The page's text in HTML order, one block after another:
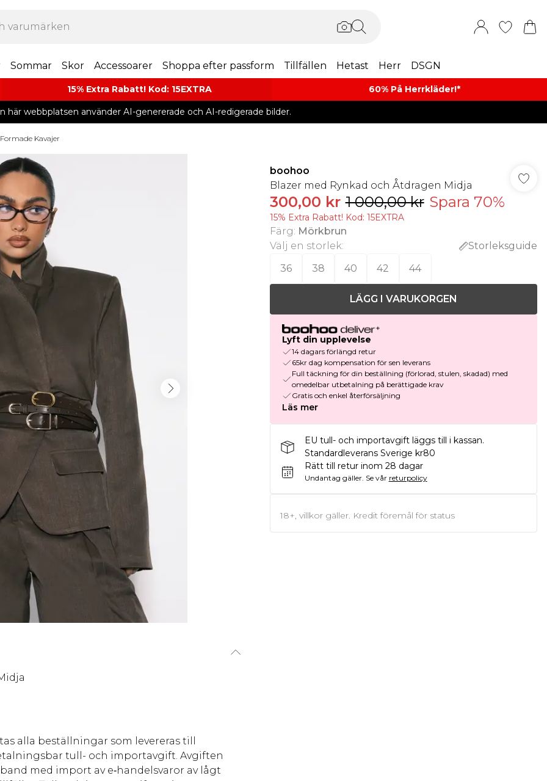
Sommar Skor Accessoarer Shoppa efter passform Tillfällen Hetast Herr DSGN
15% Extra Rabatt! Kod: 15EXTRA 60% På Herrkläder!*​
här webbplatsen använder AI-genererade och AI-redigerade bilder.
Formade Kavajer
alla beställningar som levereras till
tull- och importavgift. Avgiften
med import av e‑handelsvaror av lågt
boohoo
Blazer med Rynkad och Åtdragen Midja
300,00 kr 1 000,00 kr Spara 70%
15% Extra Rabatt! Kod: 15EXTRA
Färg: Mörkbrun
Välj en storlek:
Storleksguide
36
38 40 42 44
LÄGG I VARUKORGEN
Lyft din upplevelse
14 dagars förlängd retur
65kr dag kompensation för sen leverans
Full täckning för din beställning (förlorad, stulen, skadad) med
omedelbar utbetalning på berättigade krav
Gratis och enkel återförsäljning
Läs mer
EU tull- och importavgift läggs till i kassan.
Standardleverans Sverige kr80
Rätt till retur inom 28 dagar
Undantag gäller. Se vår returpolicy
18+, villkor gäller. Kredit föremål för status